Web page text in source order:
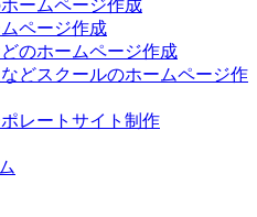
ームページ作成
ページ作成
のホームページ作成
どスクールのホームページ作
レートサイト制作